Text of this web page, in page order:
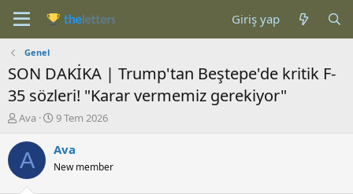
Giriş yap
Genel
SON DAKİKA | Trump'tan Beştepe'de kritik F-
35 sözleri! "Karar vermemiz gerekiyor"
K
n
b
u
Ava
B
ş
a
9 Tem 2026
A Ava
New member